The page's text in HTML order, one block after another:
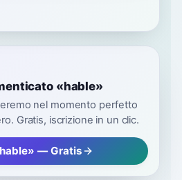
«hable»
nel momento perfetto
Gratis, iscrizione in un clic.
— Gratis